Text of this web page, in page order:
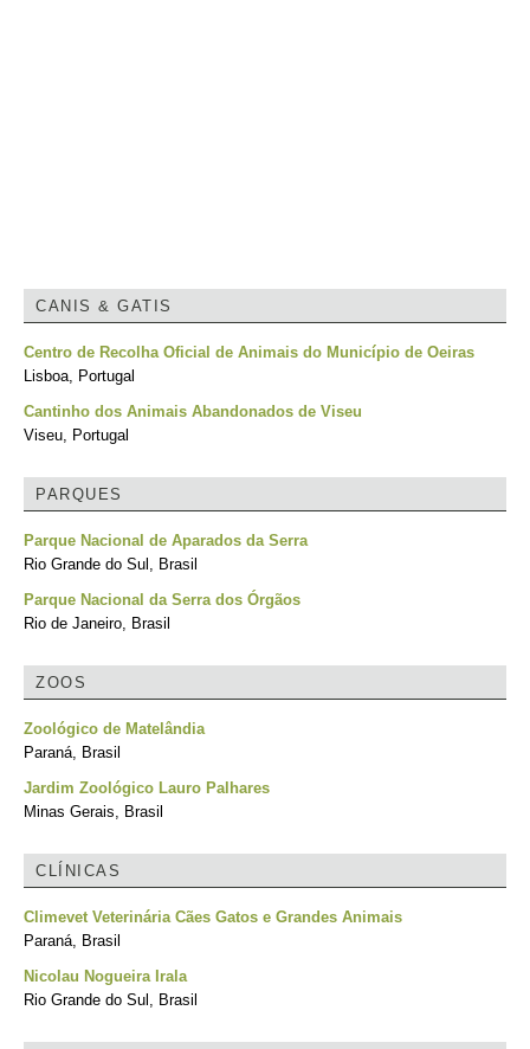
CANIS & GATIS
Centro de Recolha Oficial de Animais do Município de Oeiras
Lisboa, Portugal
Cantinho dos Animais Abandonados de Viseu
Viseu, Portugal
PARQUES
Parque Nacional de Aparados da Serra
Rio Grande do Sul, Brasil
Parque Nacional da Serra dos Órgãos
Rio de Janeiro, Brasil
ZOOS
Zoológico de Matelândia
Paraná, Brasil
Jardim Zoológico Lauro Palhares
Minas Gerais, Brasil
CLÍNICAS
Climevet Veterinária Cães Gatos e Grandes Animais
Paraná, Brasil
Nicolau Nogueira Irala
Rio Grande do Sul, Brasil